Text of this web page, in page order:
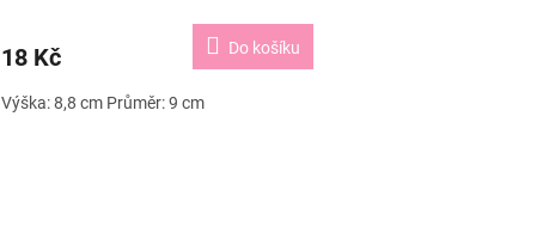
18 Kč Do košíku
Výška: 8,8 cm Průměr: 9 cm